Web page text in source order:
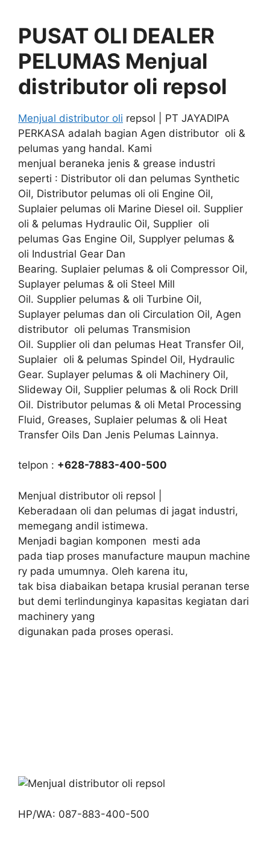
PUSAT OLI DEALER
PELUMAS Menjual
distributor oli repsol
Menjual distributor oli repsol | PT JAYADIPA
PERKASA adalah bagian Agen distributor oli &
pelumas yang handal. Kami
menjual beraneka jenis & grease industri
seperti : Distributor oli dan pelumas Synthetic
Oil, Distributor pelumas oli oli Engine Oil,
Suplaier pelumas oli Marine Diesel oil. Supplier
oli & pelumas Hydraulic Oil, Supplier oli
pelumas Gas Engine Oil, Supplyer pelumas &
oli Industrial Gear Dan
Bearing. Suplaier pelumas & oli Compressor Oil,
Suplayer pelumas & oli Steel Mill
Oil. Supplier pelumas & oli Turbine Oil,
Suplayer pelumas dan oli Circulation Oil, Agen
distributor oli pelumas Transmision
Oil. Supplier oli dan pelumas Heat Transfer Oil,
Suplaier oli & pelumas Spindel Oil, Hydraulic
Gear. Suplayer pelumas & oli Machinery Oil,
Slideway Oil, Supplier pelumas & oli Rock Drill
Oil. Distributor pelumas & oli Metal Processing
Fluid, Greases, Suplaier pelumas & oli Heat
Transfer Oils Dan Jenis Pelumas Lainnya.
telpon : +628-7883-400-500
Menjual distributor oli repsol |
Keberadaan oli dan pelumas di jagat industri,
memegang andil istimewa.
Menjadi bagian komponen mesti ada
pada tiap proses manufacture maupun machine
ry pada umumnya. Oleh karena itu,
tak bisa diabaikan betapa krusial peranan terse
but demi terlindunginya kapasitas kegiatan dari
machinery yang
digunakan pada proses operasi.
HP/WA: 087-883-400-500